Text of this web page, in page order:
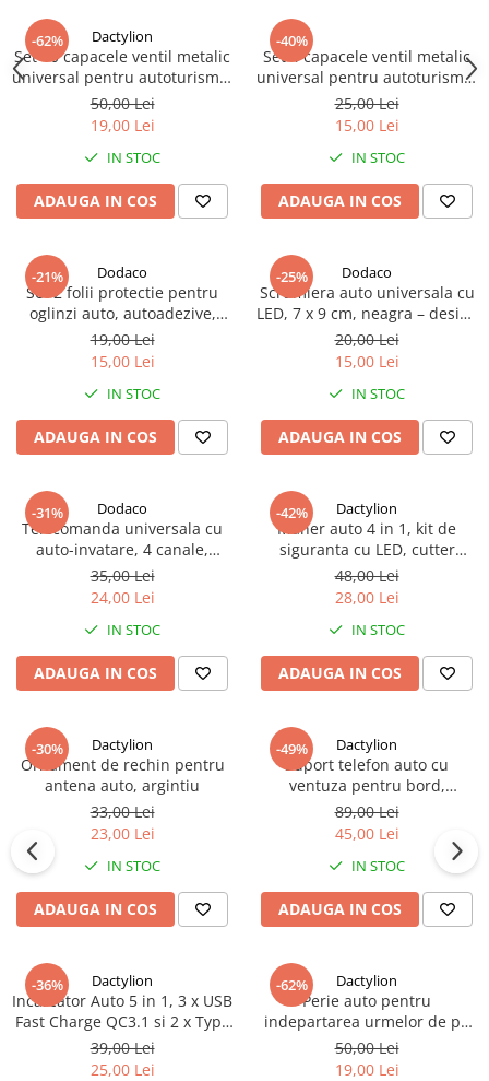
-62% Dactylion
Set 10 capacele ventil metalic
universal pentru autoturisme,
motociclete, biciclete -
Argintiu
50,00 Lei
19,00 Lei
IN STOC
ADAUGA IN COS
-40%
Set 4 capacele ventil metalic
universal pentru autoturisme,
motociclete, biciclete -
Argintiu
25,00 Lei
15,00 Lei
IN STOC
ADAUGA IN COS
-21% Dodaco
Set 2 folii protectie pentru
oglinzi auto, autoadezive,
anti-ceata, strat hidrofob,
usor de instalat, compatibile
universal, 13.5 x 9.5 cm
19,00 Lei
15,00 Lei
IN STOC
ADAUGA IN COS
-25% Dodaco
Scrumiera auto universala cu
LED, 7 x 9 cm, neagra – design
elegant, iluminare automata
si functionalitate moderna
pentru orice masina
20,00 Lei
15,00 Lei
IN STOC
ADAUGA IN COS
-31% Dodaco
Telecomanda universala cu
auto-invatare, 4 canale,
433.92 MHz, carcasa
metal+ABS, neagra, 55 x 29 x
14 mm
35,00 Lei
24,00 Lei
IN STOC
ADAUGA IN COS
-42% Dactylion
Maner auto 4 in 1, kit de
siguranta cu LED, cutter
pentru centura si ciocan, ABS
si aluminiu, rosu/negru
48,00 Lei
28,00 Lei
IN STOC
ADAUGA IN COS
-30% Dactylion
Ornament de rechin pentru
antena auto, argintiu
33,00 Lei
23,00 Lei
IN STOC
ADAUGA IN COS
-49% Dactylion
Suport telefon auto cu
ventuza pentru bord,
aluminiu, prindere tripla,
negru
89,00 Lei
45,00 Lei
IN STOC
ADAUGA IN COS
-36% Dactylion
Incarcator Auto 5 in 1, 3 x USB
Fast Charge QC3.1 si 2 x Type
C, PD 65W, Negru
39,00 Lei
25,00 Lei
-62% Dactylion
Perie auto pentru
indepartarea urmelor de pe
parbriz si oglinzi, anti-
aburire, rosu
50,00 Lei
19,00 Lei